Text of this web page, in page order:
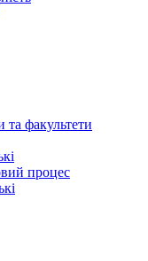
та факультети
процес